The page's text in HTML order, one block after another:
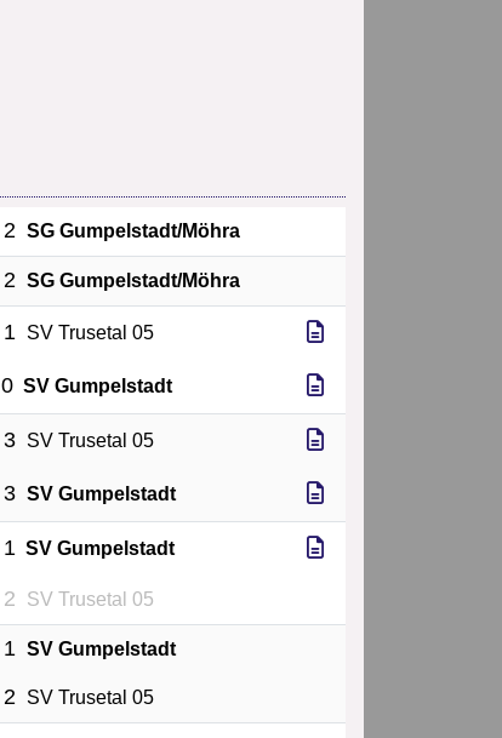
SG Gumpelstadt/Möhra
SG Gumpelstadt/Möhra
SV Trusetal 05
SV Gumpelstadt
SV Trusetal 05
SV Gumpelstadt
SV Gumpelstadt
SV Trusetal 05
SV Gumpelstadt
SV Trusetal 05